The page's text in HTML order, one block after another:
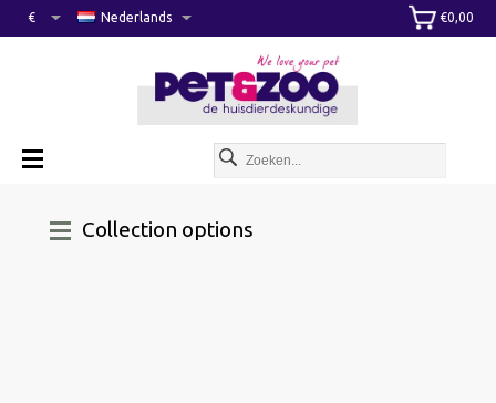
€0,00
Nederlands
€
Collection options